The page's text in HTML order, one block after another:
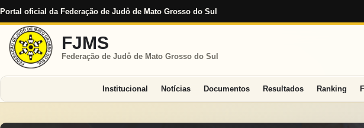
Portal oficial da Federação de Judô de Mato Grosso do Sul
FJMS
Federação de Judô de Mato Grosso do Sul
Institucional Notícias Documentos Resultados Ranking